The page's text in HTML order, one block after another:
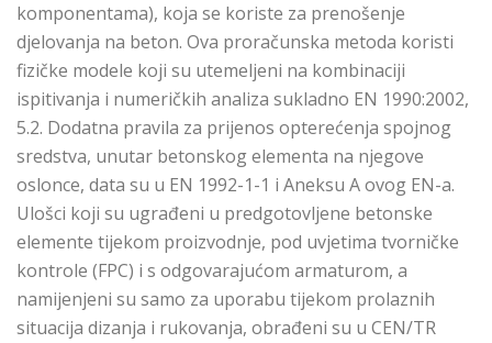
komponentama), koja se koriste za prenošenje
djelovanja na beton. Ova proračunska metoda koristi
fizičke modele koji su utemeljeni na kombinaciji
ispitivanja i numeričkih analiza sukladno EN 1990:2002,
5.2. Dodatna pravila za prijenos opterećenja spojnog
sredstva, unutar betonskog elementa na njegove
oslonce, data su u EN 1992-1-1 i Aneksu A ovog EN-a.
Ulošci koji su ugrađeni u predgotovljene betonske
elemente tijekom proizvodnje, pod uvjetima tvorničke
kontrole (FPC) i s odgovarajućom armaturom, a
namijenjeni su samo za uporabu tijekom prolaznih
situacija dizanja i rukovanja, obrađeni su u CEN/TR